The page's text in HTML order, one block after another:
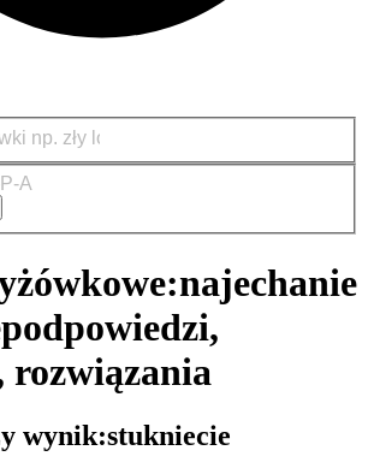
najechanie
podpowiedzi,
rozwiązania
wynik:stukniecie